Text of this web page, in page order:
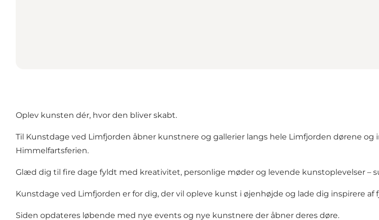
Oplev kunsten dér, hvor den bliver skabt.
Til Kunstdage ved Limfjorden åbner kunstnere og gallerier langs hele Limfjorden dørene
Himmelfartsferien.
Glæd dig til fire dage fyldt med kreativitet, personlige møder og levende kunstoplevelser –
Kunstdage ved Limfjorden er for dig, der vil opleve kunst i øjenhøjde og lade dig inspirere
Siden opdateres løbende med nye events og nye kunstnere der åbner deres døre.